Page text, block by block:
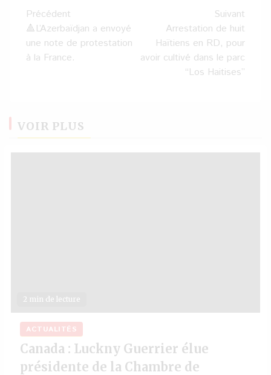
Navigation
d’article
Précédent
🔺L’Azerbaïdjan a envoyé
une note de protestation
à la France.
Suivant
Arrestation de huit
Haïtiens en RD, pour
avoir cultivé dans le parc
“Los Haitises”
VOIR PLUS
2 min de lecture
ACTUALITÉS
Canada : Luckny Guerrier élue
présidente de la Chambre de